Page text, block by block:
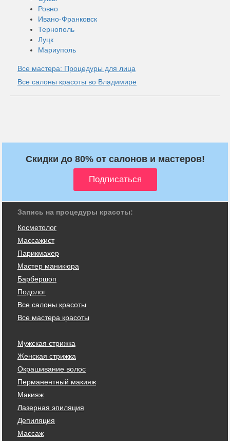
Ровно
Ивано-Франковск
Тернополь
Луцк
Мариуполь
Все мастера: Процедуры для лица
Все салоны красоты во Владимире
Скидки до 80% от салонов и мастеров!
Запись на процедуры красоты:
Косметолог
Массажист
Парикмахер
Мастер маникюра
Барбершоп
Подолог
Все салоны красоты
Все мастера красоты
Мужская стрижка
Женская стрижка
Окрашивание волос
Перманентный макияж
Макияж
Лазерная эпиляция
Депиляция
Массаж